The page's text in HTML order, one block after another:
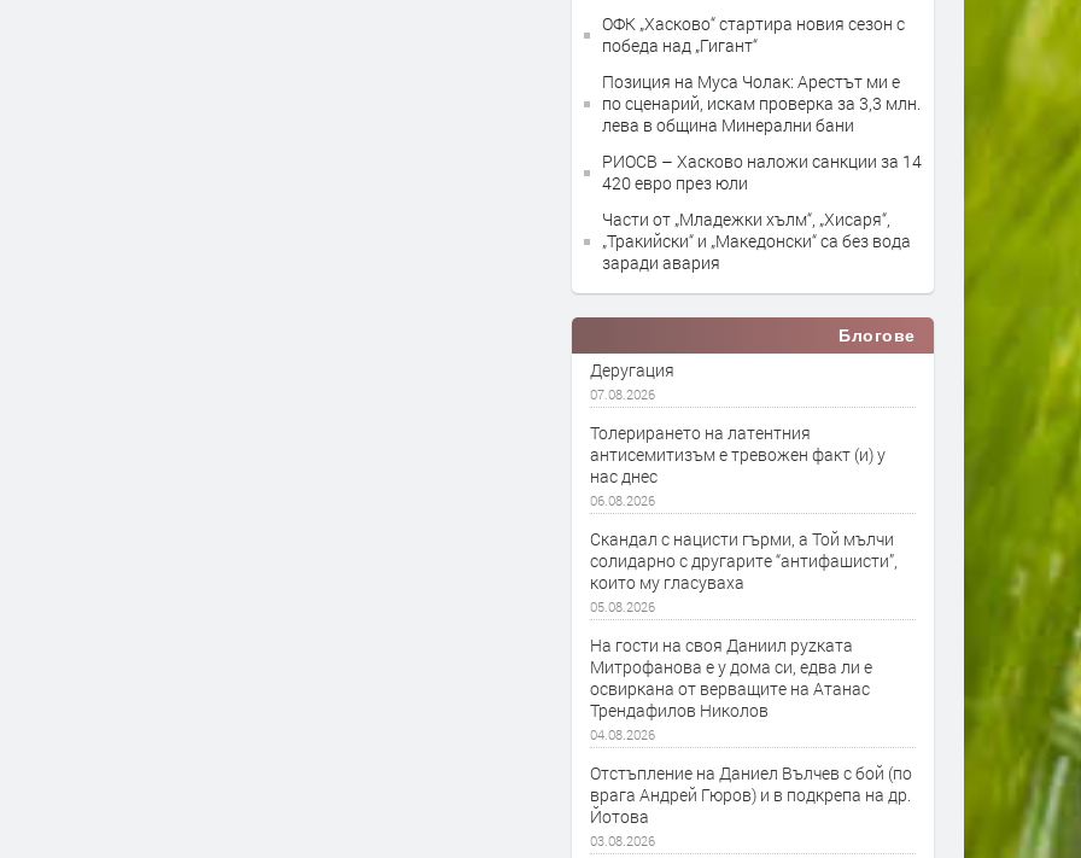
ОФК „Хасково“ стартира новия сезон с
победа над „Гигант“
Позиция на Муса Чолак: Арестът ми е
по сценарий, искам проверка за 3,3 млн.
лева в община Минерални бани
РИОСВ – Хасково наложи санкции за 14
420 евро през юли
Части от „Младежки хълм“, „Хисаря“,
„Тракийски“ и „Македонски“ са без вода
заради авария
Блогове
Деругация
07.08.2026
Толерирането на латентния
антисемитизъм е тревожен факт (и) у
нас днес
06.08.2026
Скандал с нацисти гърми, а Той мълчи
солидарно с другарите “антифашисти”,
които му гласуваха
05.08.2026
На гости на своя Даниил руzката
Митрофанова е у дома си, едва ли е
освиркана от верващите на Атанас
Трендафилов Николов
04.08.2026
Отстъпление на Даниел Вълчев с бой (по
врага Андрей Гюров) и в подкрепа на др.
Йотова
03.08.2026